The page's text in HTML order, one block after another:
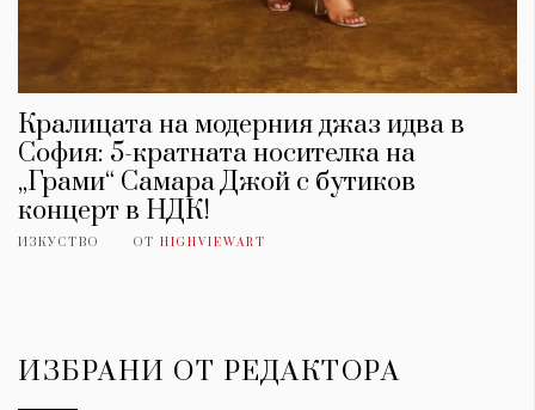
Кралицата на модерния джаз идва в
София: 5-кратната носителка на
„Грами“ Самара Джой с бутиков
концерт в НДК!
ИЗКУСТВО ОТ HIGHVIEWART
ИЗБРАНИ ОТ РЕДАКТОРА